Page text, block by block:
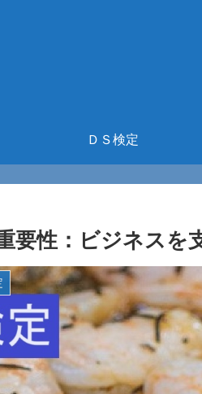
ＤＳ検定
要性：ビジネスを